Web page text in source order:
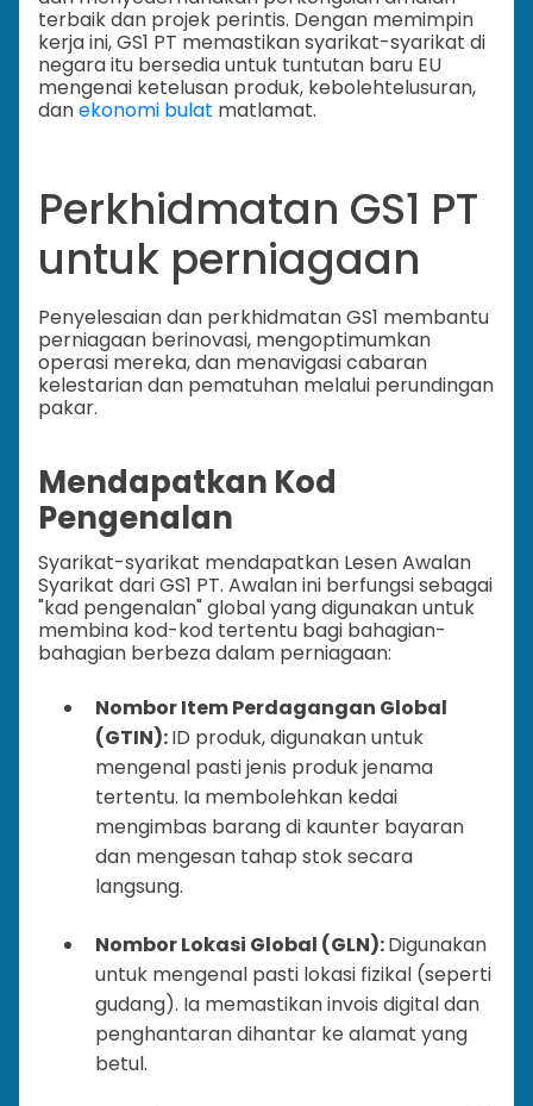
terbaik dan projek perintis. Dengan memimpin
kerja ini, GS1 PT memastikan syarikat-syarikat di
negara itu bersedia untuk tuntutan baru EU
mengenai ketelusan produk, kebolehtelusuran,
danekonomi bulat matlamat.
Perkhidmatan GS1 PT
untuk perniagaan
Penyelesaian dan perkhidmatan GS1 membantu
perniagaan berinovasi, mengoptimumkan
operasi mereka, dan menavigasi cabaran
kelestarian dan pematuhan melalui perundingan
pakar.
Mendapatkan Kod
Pengenalan
Syarikat-syarikat mendapatkan Lesen Awalan
Syarikat dari GS1 PT. Awalan ini berfungsi sebagai
"kad pengenalan" global yang digunakan untuk
membina kod-kod tertentu bagi bahagian-
bahagian berbeza dalam perniagaan:
Nombor Item Perdagangan Global
(GTIN):ID produk, digunakan untuk
mengenal pasti jenis produk jenama
tertentu. Ia membolehkan kedai
mengimbas barang di kaunter bayaran
dan mengesan tahap stok secara
langsung.
Nombor Lokasi Global (GLN):Digunakan
untuk mengenal pasti lokasi fizikal (seperti
gudang). Ia memastikan invois digital dan
penghantaran dihantar ke alamat yang
betul.